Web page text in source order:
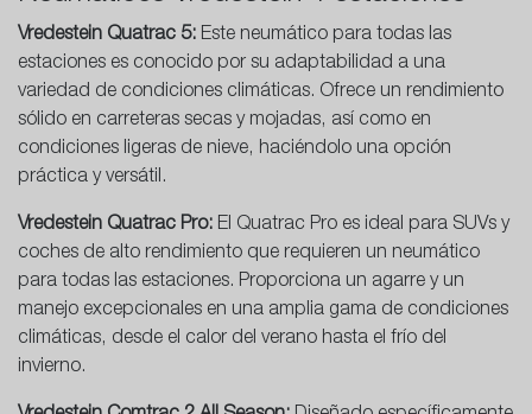
Vredestein Quatrac 5: Este neumático para todas las
estaciones es conocido por su adaptabilidad a una
variedad de condiciones climáticas. Ofrece un rendimiento
sólido en carreteras secas y mojadas, así como en
condiciones ligeras de nieve, haciéndolo una opción
práctica y versátil.
Vredestein Quatrac Pro: El Quatrac Pro es ideal para SUVs y
coches de alto rendimiento que requieren un neumático
para todas las estaciones. Proporciona un agarre y un
manejo excepcionales en una amplia gama de condiciones
climáticas, desde el calor del verano hasta el frío del
invierno.